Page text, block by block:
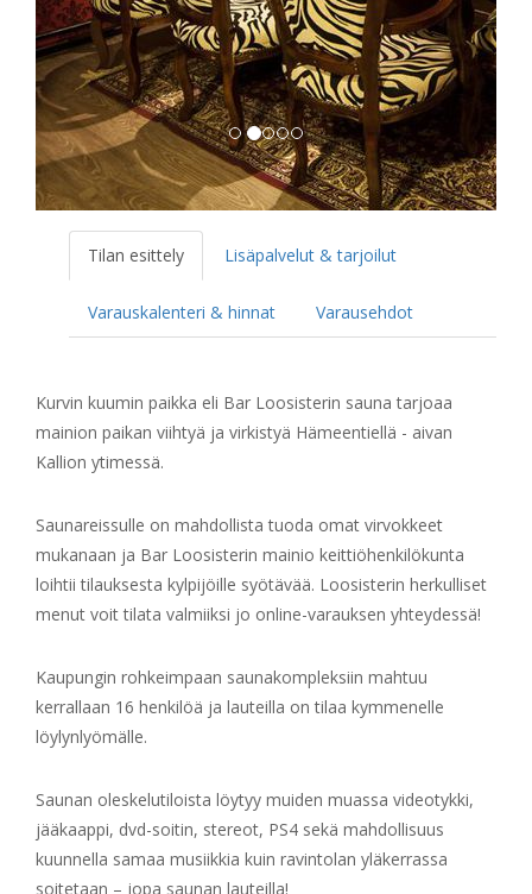
Tilan esittely Lisäpalvelut & tarjoilut
Varauskalenteri & hinnat Varausehdot
Kurvin kuumin paikka eli Bar Loosisterin sauna tarjoaa
mainion paikan viihtyä ja virkistyä Hämeentiellä - aivan
Kallion ytimessä.
Saunareissulle on mahdollista tuoda omat virvokkeet
mukanaan ja Bar Loosisterin mainio keittiöhenkilökunta
loihtii tilauksesta kylpijöille syötävää. Loosisterin herkulliset
menut voit tilata valmiiksi jo online-varauksen yhteydessä!
Kaupungin rohkeimpaan saunakompleksiin mahtuu
kerrallaan 16 henkilöä ja lauteilla on tilaa kymmenelle
löylynlyömälle.
Saunan oleskelutiloista löytyy muiden muassa videotykki,
jääkaappi, dvd-soitin, stereot, PS4 sekä mahdollisuus
kuunnella samaa musiikkia kuin ravintolan yläkerrassa
soitetaan – jopa saunan lauteilla!